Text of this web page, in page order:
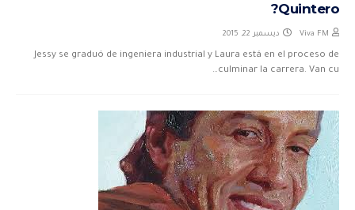
Quintero?
Viva FM ديسمبر 22, 2015
Jessy se graduó de ingeniera industrial y Laura está en el proceso de
culminar la carrera. Van cu…